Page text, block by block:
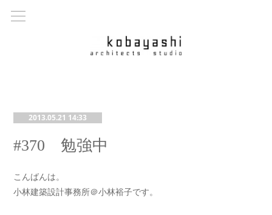
2013.05.21 14:33
#370 勉強中
こんばんは。
小林建築設計事務所＠小林裕子です。